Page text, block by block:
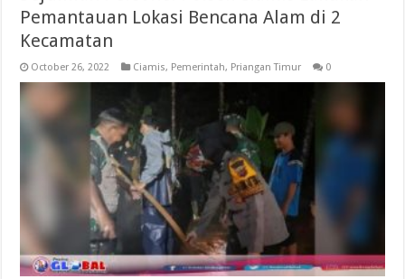
Pemantauan Lokasi Bencana Alam di 2
Kecamatan
October 26, 2022 Ciamis, Pemerintah, Priangan Timur 0